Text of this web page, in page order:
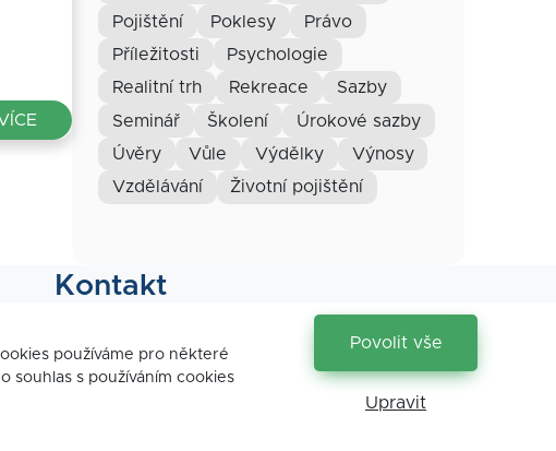
pojištění
poklesy
právo
příležitosti
psychologie
realitní trh
rekreace
sazby
seminář
školení
úrokové sazby
úvěry
vůle výdělky
výnosy
vzdělávání
životní pojištění
Kontakt
používáme pro některé
souhlas s používáním cookies
Povolit vše
Upravit